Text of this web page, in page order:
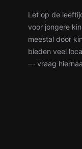
Let op de
voor jongere
meestal door
bieden veel
— vraag